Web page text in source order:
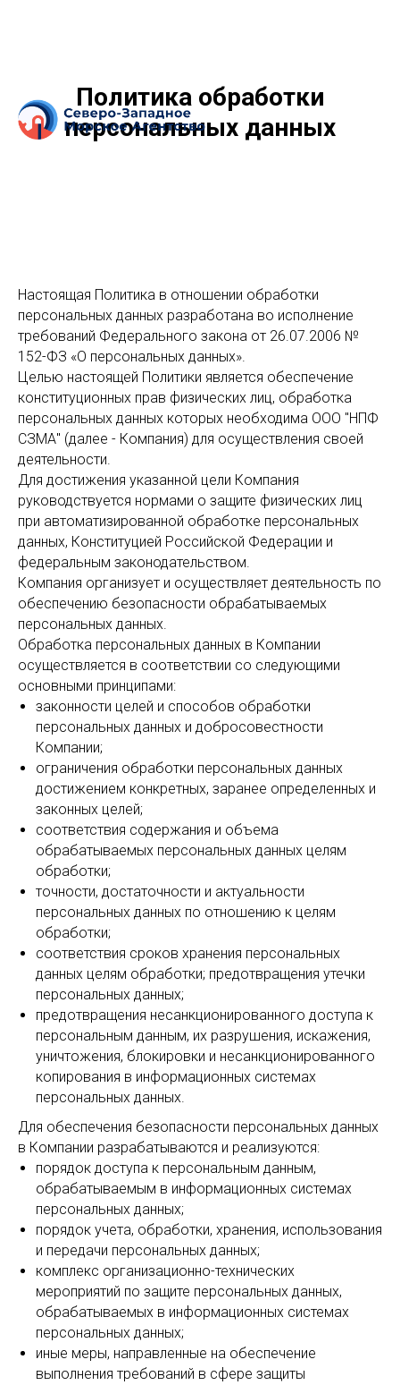
Политика обработки
персональных данных
Настоящая Политика в отношении обработки
персональных данных разработана во исполнение
требований Федерального закона от 26.07.2006 №
152-ФЗ «О персональных данных».
Целью настоящей Политики является обеспечение
конституционных прав физических лиц, обработка
персональных данных которых необходима ООО "НПФ
СЗМА" (далее - Компания) для осуществления своей
деятельности.
Для достижения указанной цели Компания
руководствуется нормами о защите физических лиц
при автоматизированной обработке персональных
данных, Конституцией Российской Федерации и
федеральным законодательством.
Компания организует и осуществляет деятельность по
обеспечению безопасности обрабатываемых
персональных данных.
Обработка персональных данных в Компании
осуществляется в соответствии со следующими
основными принципами:
законности целей и способов обработки
персональных данных и добросовестности
Компании;
ограничения обработки персональных данных
достижением конкретных, заранее определенных и
законных целей;
соответствия содержания и объема
обрабатываемых персональных данных целям
обработки;
точности, достаточности и актуальности
персональных данных по отношению к целям
обработки;
соответствия сроков хранения персональных
данных целям обработки; предотвращения утечки
персональных данных;
предотвращения несанкционированного доступа к
персональным данным, их разрушения, искажения,
уничтожения, блокировки и несанкционированного
копирования в информационных системах
персональных данных.
Для обеспечения безопасности персональных данных
в Компании разрабатываются и реализуются:
порядок доступа к персональным данным,
обрабатываемым в информационных системах
персональных данных;
порядок учета, обработки, хранения, использования
и передачи персональных данных;
комплекс организационно-технических
мероприятий по защите персональных данных,
обрабатываемых в информационных системах
персональных данных;
иные меры, направленные на обеспечение
выполнения требований в сфере защиты